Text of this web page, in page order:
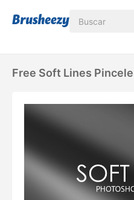
Free Soft Lines